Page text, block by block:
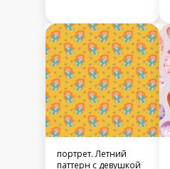
зайчики